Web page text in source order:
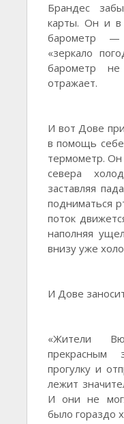
Брандес
карты. Он и в
барометр —
«зеркало
барометр
отражает.
И вот Дове
в помощь
термометр. Он
севера
заставляя
подниматься
поток
наполняя
внизу уже
И Дове
«Жители
прекрасным
прогулку и
лежит
И они не
было гораздо